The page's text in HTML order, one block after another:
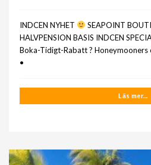
INDCEN NYHET
SEAPOINT
HALVPENSION BASIS INDCEN
Boka-Tidigt-Rabatt ?
•
Läs mer...